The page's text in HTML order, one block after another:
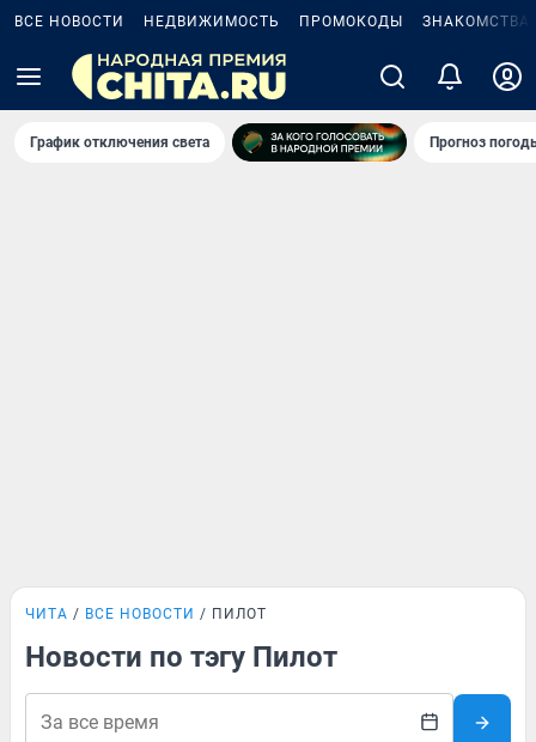
ВСЕ НОВОСТИ НЕДВИЖИМОСТЬ ПРОМОКОДЫ ЗНАКОМСТВА
График отключения света Прогноз
ЧИТА ВСЕ НОВОСТИ ПИЛОТ
Новости по тэгу Пилот